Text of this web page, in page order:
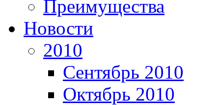
Преимущества
Новости
2010
Сентябрь 2010
Октябрь 2010